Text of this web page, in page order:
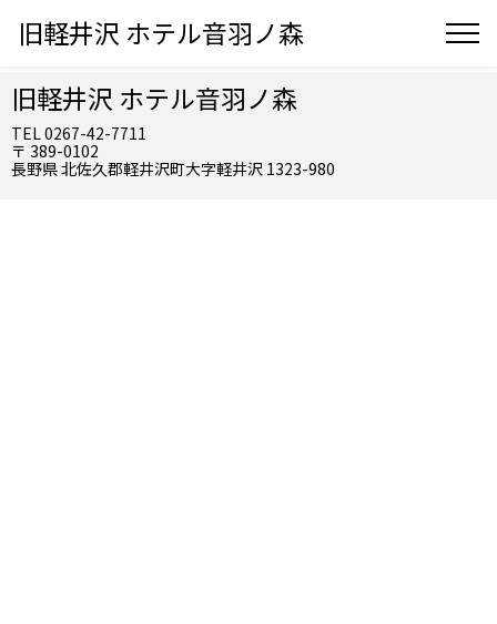
旧軽井沢 ホテル音羽ノ森
旧軽井沢 ホテル音羽ノ森
TEL 0267-42-7711
〒 389-0102
長野県 北佐久郡軽井沢町大字軽井沢 1323-980